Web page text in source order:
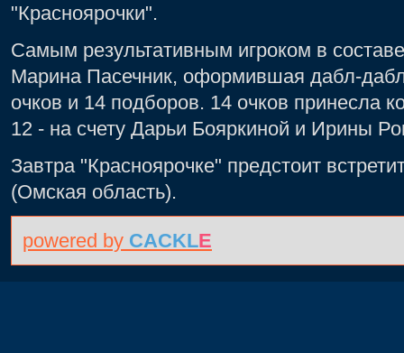
"Красноярочки".
Самым результативным игроком в
Марина Пасечник, оформившая дабл-
очков и 14 подборов. 14 очков принесла
12 - на счету Дарьи Бояркиной и Ирины
Завтра "Красноярочке" предстоит
(Омская область).
powered by CACKLE